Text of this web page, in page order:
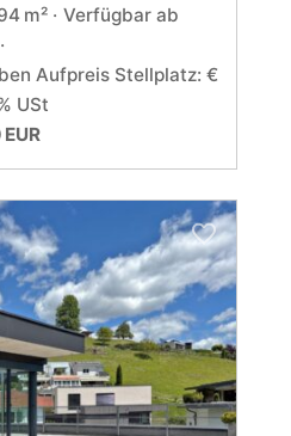
m²
Verfügbar ab
Aufpreis Stellplatz: €
USt